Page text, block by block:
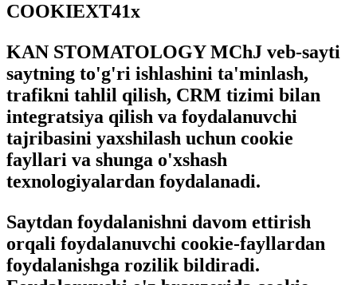
COOKIEXT41x
KAN STOMATOLOGY MChJ veb-sayti
saytning to'g'ri ishlashini ta'minlash,
trafikni tahlil qilish, CRM tizimi bilan
integratsiya qilish va foydalanuvchi
tajribasini yaxshilash uchun cookie
fayllari va shunga o'xshash
texnologiyalardan foydalanadi.
Saytdan foydalanishni davom ettirish
orqali foydalanuvchi cookie-fayllardan
foydalanishga rozilik bildiradi.